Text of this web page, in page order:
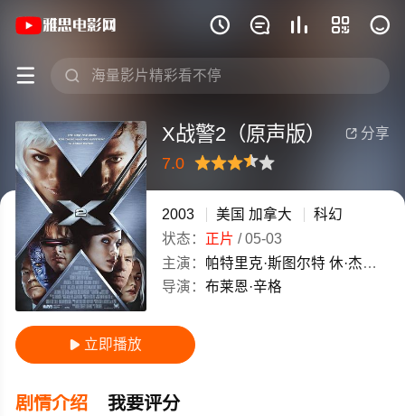
    
 
《X战警2（原声版）》(2003)美国 / 加
 分享
X战警2（原声版）
7.0
很差较差
还行推荐力荐
2003 美国 加拿大
科幻
状态： 正片 /05-03
主演： 帕特里克·斯图尔特 休·杰克曼
导演： 布莱恩·辛格
 立即播放
剧情介绍 我要评分